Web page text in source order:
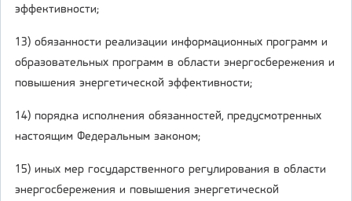
эффективности;
13) обязанности реализации информационных программ и
образовательных программ в области энергосбережения и
повышения энергетической эффективности;
14) порядка исполнения обязанностей, предусмотренных
настоящим Федеральным законом;
15) иных мер государственного регулирования в области
энергосбережения и повышения энергетической